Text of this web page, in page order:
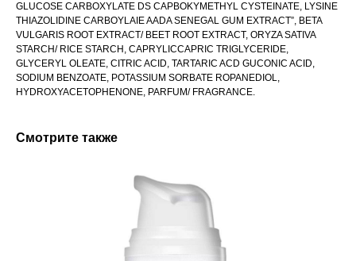
GLUCOSE CARBOXYLATE DS CAPBOKYMETHYL CYSTEINATE, LYSINE
THIAZOLIDINE CARBOYLAIE AADA SENEGAL GUM EXTRACT”, BETA
VULGARIS ROOT EXTRACT/ BEET ROOT EXTRACT, ORYZA SATIVA
STARCH/ RICE STARCH, CAPRYLICCAPRIC TRIGLYCERIDE,
GLYCERYL OLEATE, CITRIC ACID, TARTARIC ACD GUCONIC ACID,
SODIUM BENZOATE, POTASSIUM SORBATE ROPANEDIOL,
HYDROXYACETOPHENONE, PARFUM/ FRAGRANCE.
Смотрите также